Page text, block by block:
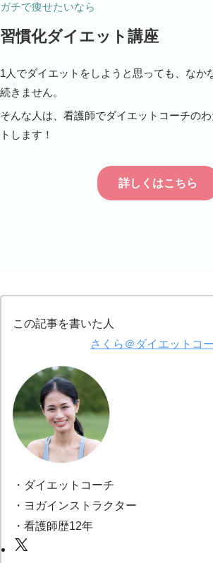
ガチで痩せたいなら
習慣化ダイエット講座
1人でダイエットをしようと思っても、なか
続きません。
そんな人は、看護師でダイエットコーチの
トします！
詳しくはこちら
この記事を書いた人
さくら＠ダイエットコ
・ダイエットコーチ
・ヨガインストラクター
・看護師歴12年